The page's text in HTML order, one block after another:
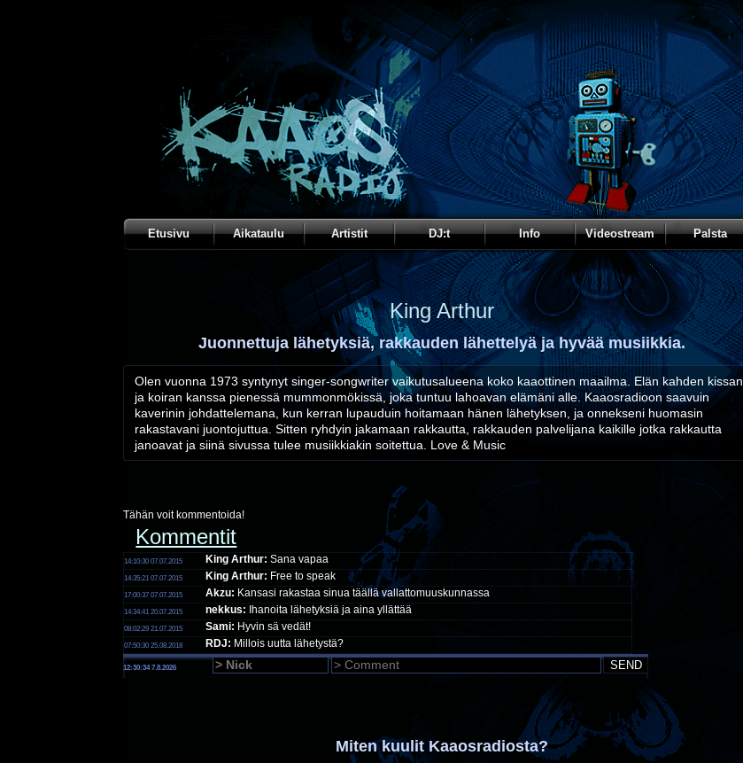
Etusivu Aikataulu Artistit DJ:t Info Videostream Palsta
King Arthur
Juonnettuja lähetyksiä, rakkauden lähettelyä ja hyvää musiikkia.
Olen vuonna 1973 syntynyt singer-songwriter vaikutusalueena koko kaaottinen maailma. Elän kahden kissan
ja koiran kanssa pienessä mummonmökissä, joka tuntuu lahoavan elämäni alle. Kaaosradioon saavuin
kaverinin johdattelemana, kun kerran lupauduin hoitamaan hänen lähetyksen, ja onnekseni huomasin
rakastavani juontojuttua. Sitten ryhdyin jakamaan rakkautta, rakkauden palvelijana kaikille jotka rakkautta
janoavat ja siinä sivussa tulee musiikkiakin soitettua. Love & Music
Tähän voit kommentoida!
Kommentit
14:10:30 07.07.2015 King Arthur: Sana vapaa
14:35:21 07.07.2015 King Arthur: Free to speak
17:00:37 07.07.2015 Akzu: Kansasi rakastaa sinua täällä vallattomuuskunnassa
14:34:41 20.07.2015 nekkus: Ihanoita lähetyksiä ja aina yllättää
08:02:29 21.07.2015 Sami: Hyvin sä vedät!
07:50:30 25.08.2018 RDJ: Millois uutta lähetystä?
12:30:35 7.8.2026
Miten kuulit Kaaosradiosta?